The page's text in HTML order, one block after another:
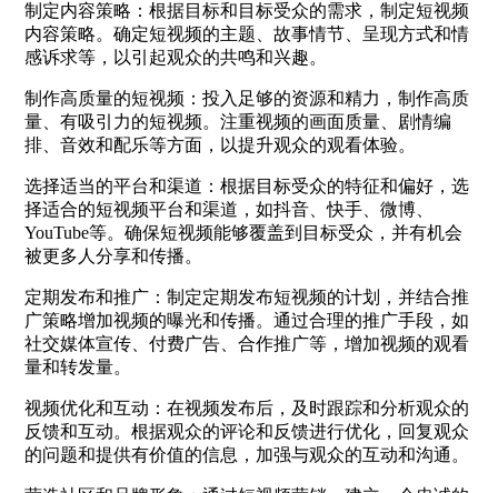
制定内容策略：根据目标和目标受众的需求，制定短视频
内容策略。确定短视频的主题、故事情节、呈现方式和情
感诉求等，以引起观众的共鸣和兴趣。
制作高质量的短视频：投入足够的资源和精力，制作高质
量、有吸引力的短视频。注重视频的画面质量、剧情编
排、音效和配乐等方面，以提升观众的观看体验。
选择适当的平台和渠道：根据目标受众的特征和偏好，选
择适合的短视频平台和渠道，如抖音、快手、微博、
YouTube等。确保短视频能够覆盖到目标受众，并有机会
被更多人分享和传播。
定期发布和推广：制定定期发布短视频的计划，并结合推
广策略增加视频的曝光和传播。通过合理的推广手段，如
社交媒体宣传、付费广告、合作推广等，增加视频的观看
量和转发量。
视频优化和互动：在视频发布后，及时跟踪和分析观众的
反馈和互动。根据观众的评论和反馈进行优化，回复观众
的问题和提供有价值的信息，加强与观众的互动和沟通。